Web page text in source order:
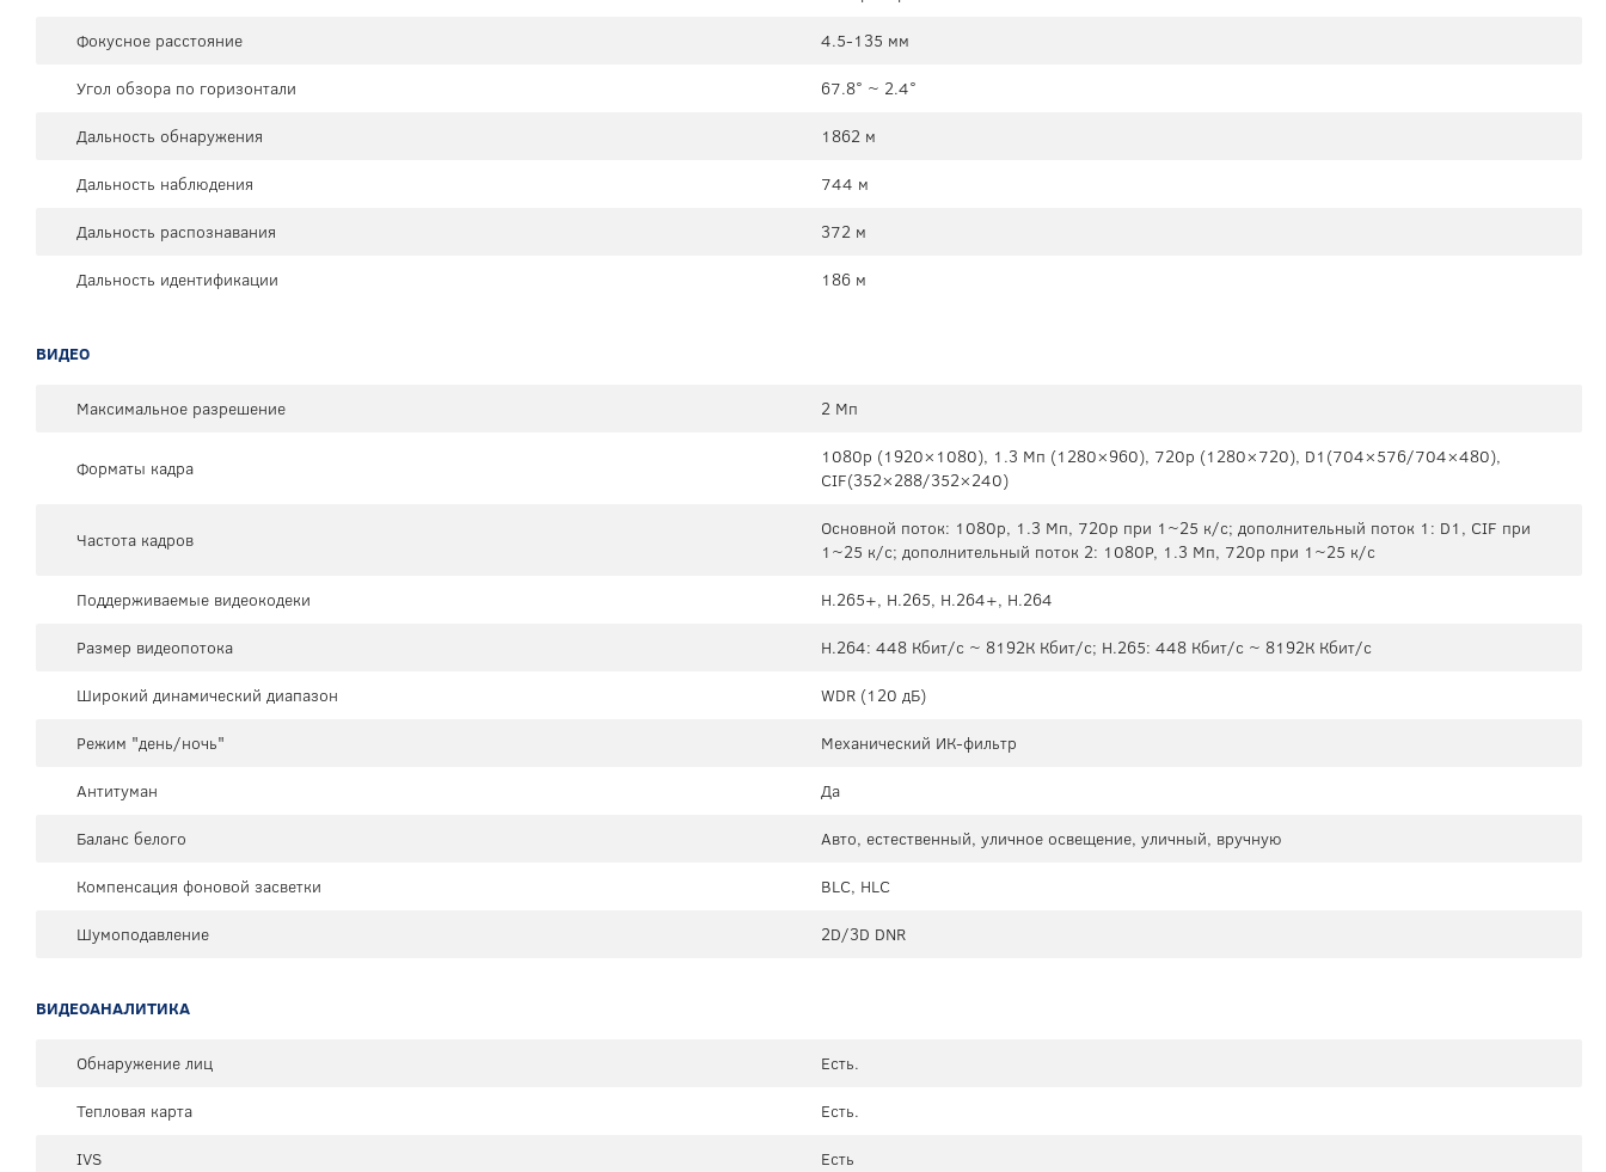
Фокусное расстояние
4.5-135 мм
Угол обзора по горизонтали
67.8° ~ 2.4°
Дальность обнаружения
1862 м
Дальность наблюдения
744 м
Дальность распознавания
372 м
Дальность идентификации
186 м
ВИДЕО
Максимальное разрешение 2 Мп
Форматы кадра
1080p (1920×1080), 1.3 Mп (1280×960), 720p (1280×720), D1(704×576/704×480),
CIF(352×288/352×240)
Частота кадров
Основной поток: 1080p, 1.3 Mп, 720p при 1~25 к/с; дополнительный поток 1: D1, CIF при
1~25 к/с; дополнительный поток 2: 1080P, 1.3 Mп, 720p при 1~25 к/с
Поддерживаемые видеокодеки
H.265+, H.265, H.264+, H.264
Размер видеопотока
H.264: 448 Кбит/с ~ 8192К Кбит/с; H.265: 448 Кбит/с ~ 8192К Кбит/с
Широкий динамический диапазон
WDR (120 дБ)
Режим "день/ночь"
Механический ИК-фильтр
Антитуман
Да
Баланс белого
Авто, естественный, уличное освещение, уличный, вручную
Компенсация фоновой засветки
BLC, HLC
Шумоподавление
2D/3D DNR
ВИДЕОАНАЛИТИКА
Обнаружение лиц
Есть.
Тепловая карта
Есть.
IVS
Есть